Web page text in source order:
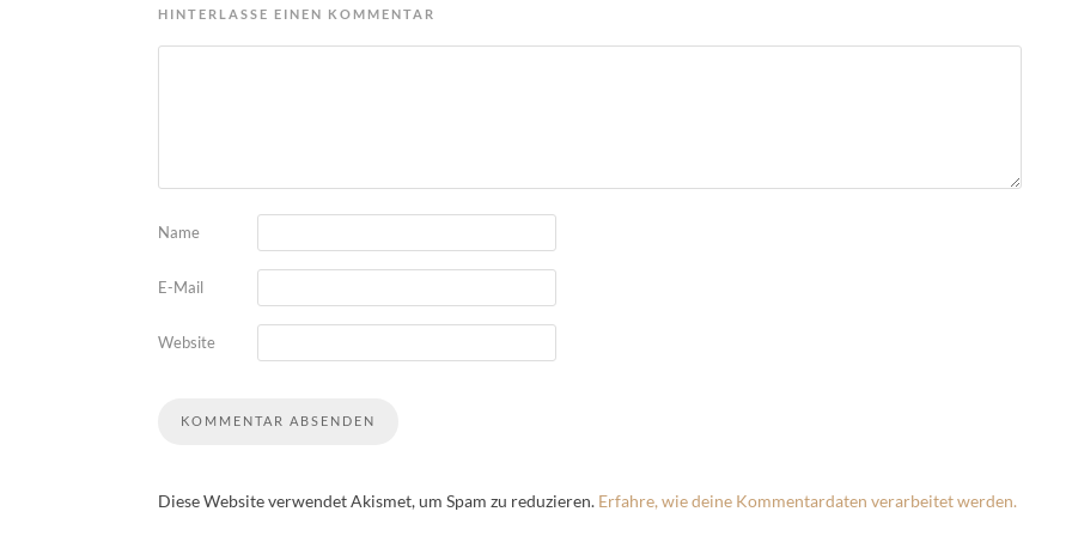
HINTERLASSE EINEN KOMMENTAR
Name
E-Mail
Website
Diese Website verwendet Akismet, um Spam zu reduzieren. Erfahre, wie deine Kommentardaten verarbeitet werden.